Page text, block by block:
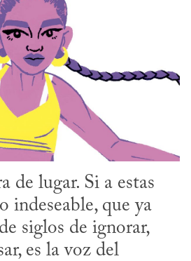
de lugar. Si a estas
indeseable, que ya
siglos de ignorar,
es la voz del